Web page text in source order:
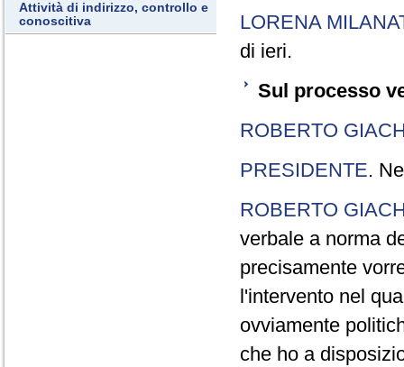
Attività di indirizzo, controllo e
conoscitiva
LORENA
di ieri.
Sul processo
ROBERTO
PRESIDENTE.
ROBERTO
verbale a norma
precisamente
l'intervento nel
ovviamente
che ho a